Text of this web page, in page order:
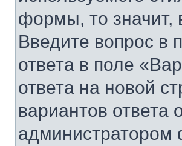
формы, то значит,
Введите вопрос в
ответа в поле
ответа на новой
вариантов ответа
администратором